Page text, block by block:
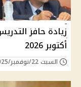
زيادة حافز
أكتوبر 2026
السبت 22/نوفمبر/2025 - 05:06 م